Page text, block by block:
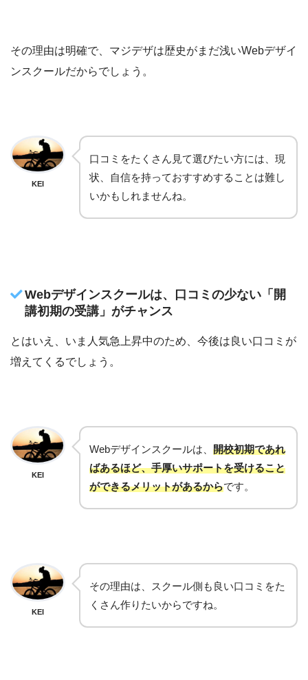
その理由は明確で、マジデザは歴史がまだ浅いWebデザイ
ンスクールだからでしょう。
KEI
口コミをたくさん見て選びたい方には、現
状、自信を持っておすすめすることは難し
いかもしれませんね。
Webデザインスクールは、口コミの少ない「開
講初期の受講」がチャンス
とはいえ、いま人気急上昇中のため、今後は良い口コミが
増えてくるでしょう。
KEI
Webデザインスクールは、 開校初期であれ
ばあるほど、手厚いサポートを受けること
ができるメリットがあるからです。
KEI
その理由は、スクール側も良い口コミをた
くさん作りたいからですね。